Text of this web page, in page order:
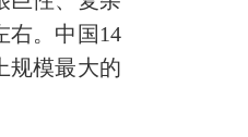
右。中国14
规模最大的